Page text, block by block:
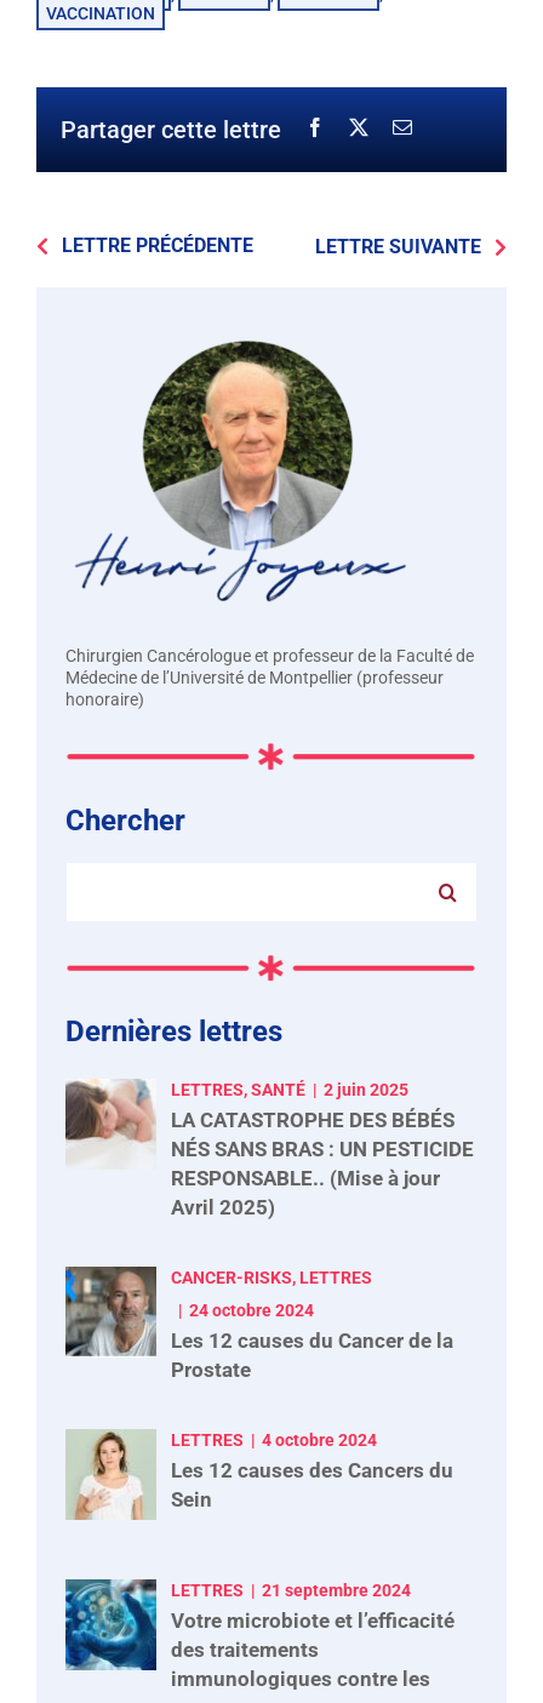
VACCINATION
Partager cette lettre
LETTRE PRÉCÉDENTE LETTRE SUIVANTE
Chirurgien Cancérologue et professeur de la Faculté de
Médecine de l’Université de Montpellier (professeur
honoraire)
Chercher
Dernières lettres
LETTRES, SANTÉ 2 juin 2025
LA CATASTROPHE DES BÉBÉS
NÉS SANS BRAS : UN PESTICIDE
RESPONSABLE.. (Mise à jour
Avril 2025)
CANCER-RISKS, LETTRES
24 octobre 2024
Les 12 causes du Cancer de la
Prostate
LETTRES 4 octobre 2024
Les 12 causes des Cancers du
Sein
LETTRES 21 septembre 2024
Votre microbiote et l’efficacité
des traitements
immunologiques contre les